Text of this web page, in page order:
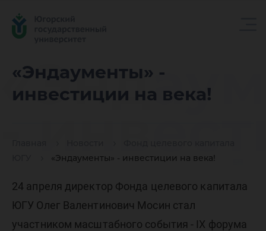
«Эндаументы» -
инвестиции на века!
«Эндаументы» - инвестиции на века!
на века!
24 апреля директор Фонда целевого капитала
ЮГУ Олег Валентинович Мосин стал
участником масштабного события - IX форума